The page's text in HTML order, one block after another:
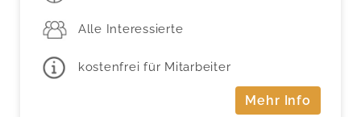
Alle Interessierte
kostenfrei für Mitarbeiter
Mehr Info